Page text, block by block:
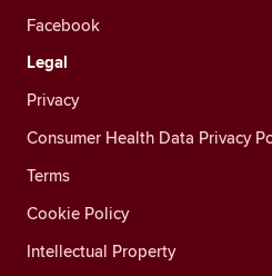
Facebook
Legal
Privacy
Consumer Health Data Privacy
Terms
Cookie Policy
Intellectual Property